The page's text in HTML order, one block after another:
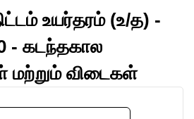
உயர்தரம் (உ/த) -
- கடந்தகால
மற்றும் விடைகள்